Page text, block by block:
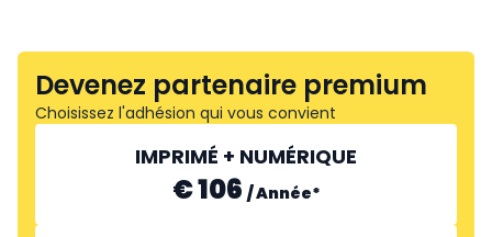
Devenez partenaire premium
Choisissez l'adhésion qui vous convient
IMPRIMÉ + NUMÉRIQUE
€ 106 /Année*